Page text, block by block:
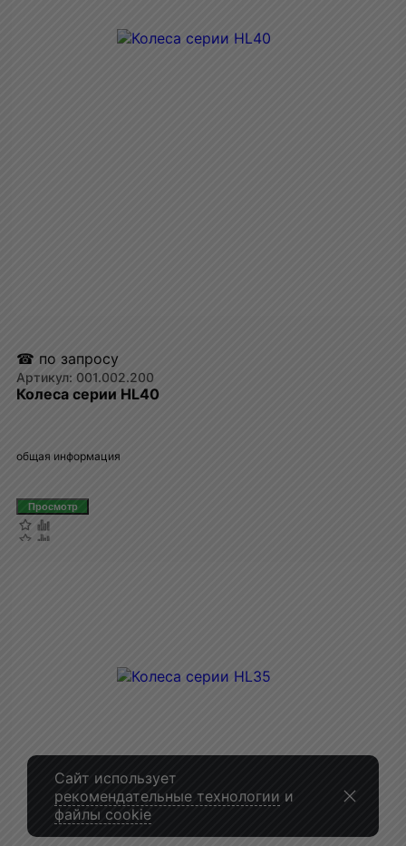
☎ по запросу
001.002.200
Колеса серии HL40
общая информация
Сайт использует
рекомендательные технологии и
файлы cookie